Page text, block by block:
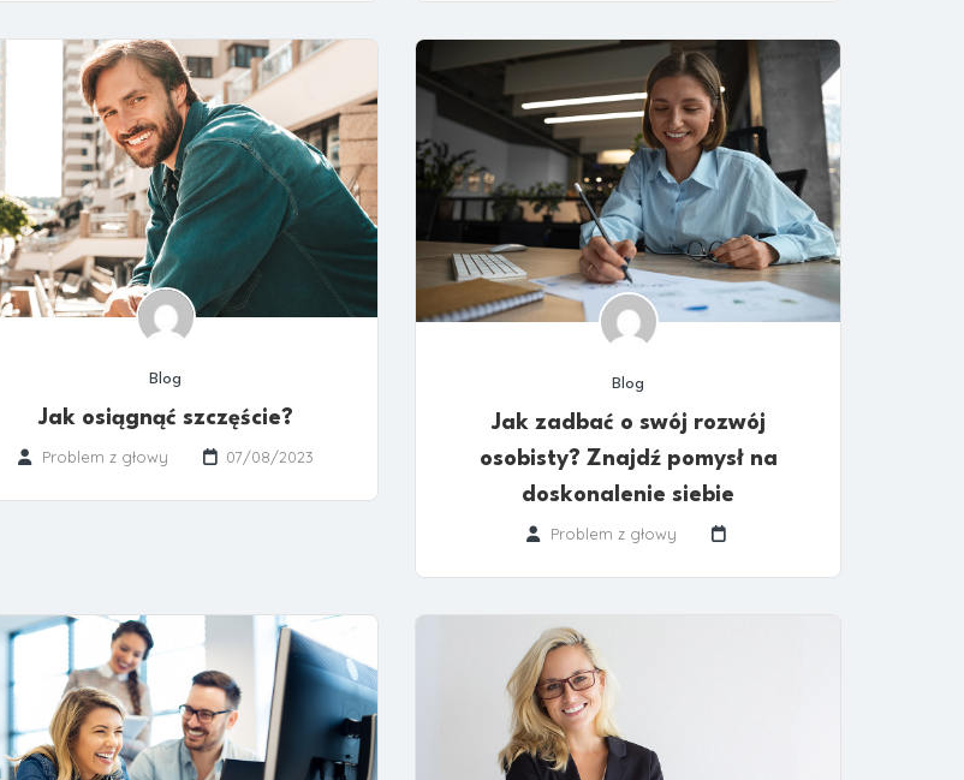
Blog
Jak osiągnąć szczęście?
Problem z głowy 07/08/2023
Blog
Jak zadbać o swój rozwój
osobisty? Znajdź pomysł na
doskonalenie siebie
Problem z głowy